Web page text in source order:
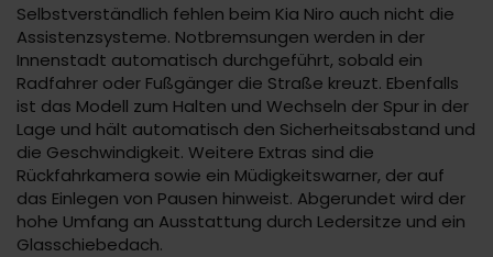
Selbstverständlich fehlen beim Kia Niro auch nicht die
Assistenzsysteme. Notbremsungen werden in der
Innenstadt automatisch durchgeführt, sobald ein
Radfahrer oder Fußgänger die Straße kreuzt. Ebenfalls
ist das Modell zum Halten und Wechseln der Spur in der
Lage und hält automatisch den Sicherheitsabstand und
die Geschwindigkeit. Weitere Extras sind die
Rückfahrkamera sowie ein Müdigkeitswarner, der auf
das Einlegen von Pausen hinweist. Abgerundet wird der
hohe Umfang an Ausstattung durch Ledersitze und ein
Glasschiebedach.